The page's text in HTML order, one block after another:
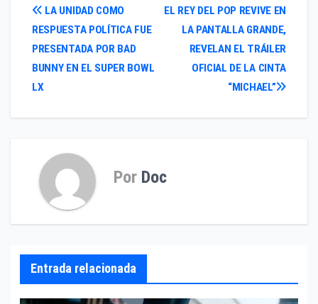
Navegación
de
entradas
EL REY DEL POP REVIVE EN
LA PANTALLA GRANDE,
REVELAN EL TRÁILER
OFICIAL DE LA CINTA
“MICHAEL”
LA UNIDAD COMO
RESPUESTA POLÍTICA FUE
PRESENTADA POR BAD
BUNNY EN EL SUPER BOWL
LX
Por Doc
Entrada relacionada